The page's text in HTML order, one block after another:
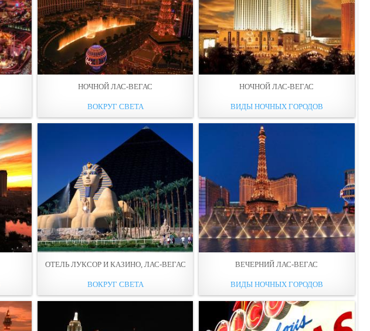
НОЧНОЙ ЛАС-ВЕГАС
ВОКРУГ СВЕТА
НОЧНОЙ ЛАС-ВЕГАС
ВИДЫ НОЧНЫХ ГОРОДОВ
ОТЕЛЬ ЛУКСОР И КАЗИНО, ЛАС-ВЕГАС
ВОКРУГ СВЕТА
ВЕЧЕРНИЙ ЛАС-ВЕГАС
ВИДЫ НОЧНЫХ ГОРОДОВ